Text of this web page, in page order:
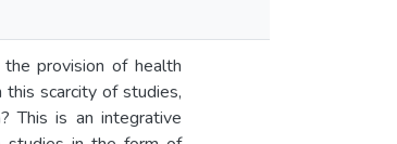
provision of health
scarcity of studies,
This is an integrative